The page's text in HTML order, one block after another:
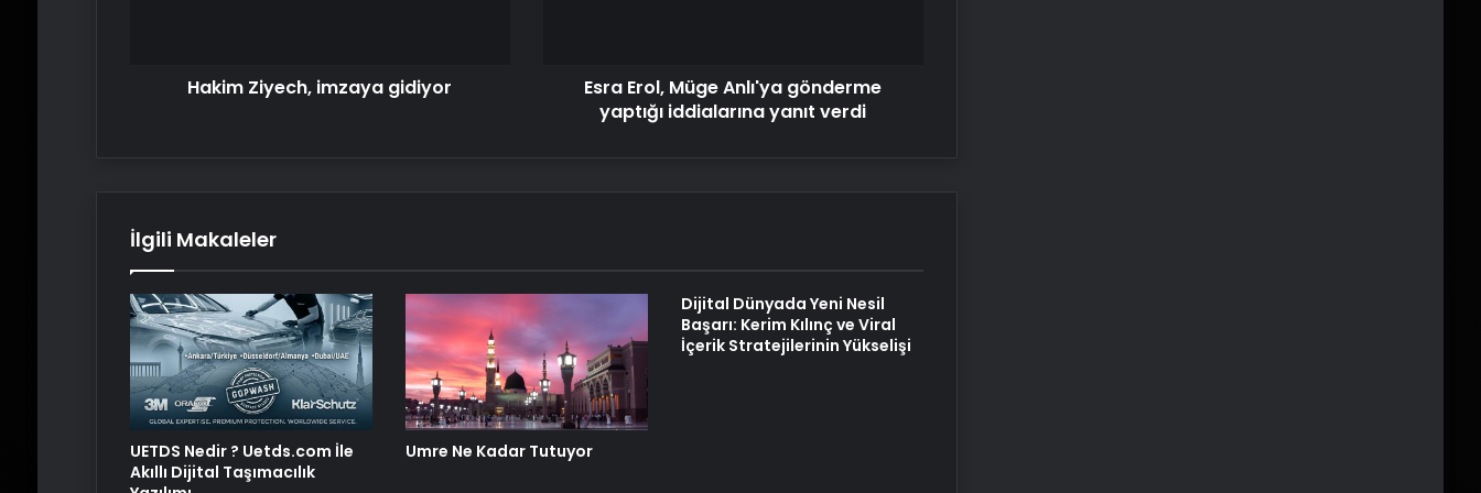
Ews Bayi
Ürünleri
Doğru Seçilir
Hakim Ziyech, imzaya gidiyor
Esra Erol, Müge Anlı'ya gönderme
yaptığı iddialarına yanıt verdi
İlgili Makaleler
UETDS Nedir ? Uetds.com İle
Akıllı Dijital Taşımacılık
Umre Ne Kadar Tutuyor
Dijital Dünyada Yeni Nesil
Başarı: Kerim Kılınç ve Viral
İçerik Stratejilerinin Yükselişi